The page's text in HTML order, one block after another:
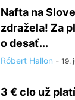
Nafta na
zdražela! Za
o desať...
Róbert Hallon - 19.
3 € clo už